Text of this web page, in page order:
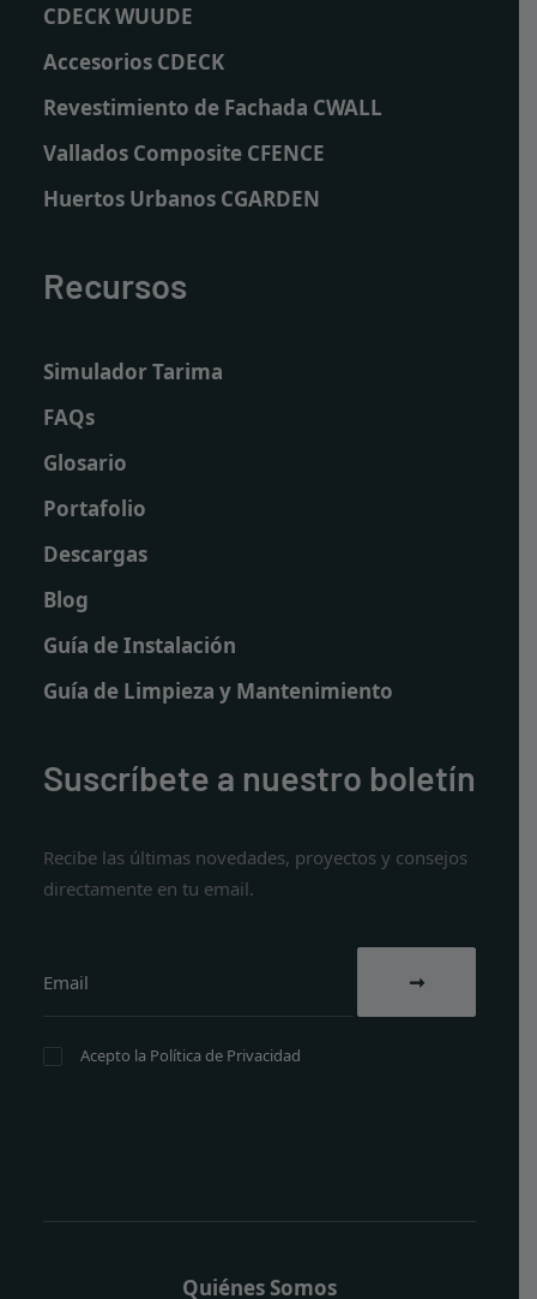
CDECK WUUDE
Accesorios CDECK
Revestimiento de Fachada CWALL
Vallados Composite CFENCE
Huertos Urbanos CGARDEN
Recursos
Simulador Tarima
FAQs
Glosario
Portafolio
Descargas
Blog
Guía de Instalación
Guía de Limpieza y Mantenimiento
Suscríbete a nuestro boletín
Recibe las últimas novedades, proyectos y consejos
directamente en tu email.
Acepto la Política de Privacidad
Quiénes Somos